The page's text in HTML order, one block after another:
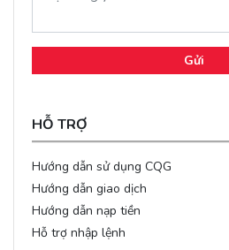
Gửi
HỖ TRỢ
Hướng dẫn sử dụng CQG
Hướng dẫn giao dịch
Hướng dẫn nạp tiền
Hỗ trợ nhập lệnh